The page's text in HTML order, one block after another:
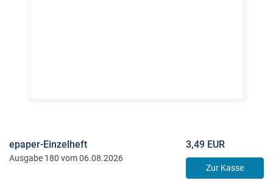
epaper-Einzelheft
Ausgabe 180 vom 06.08.2026
3,49 EUR
Zur Kasse